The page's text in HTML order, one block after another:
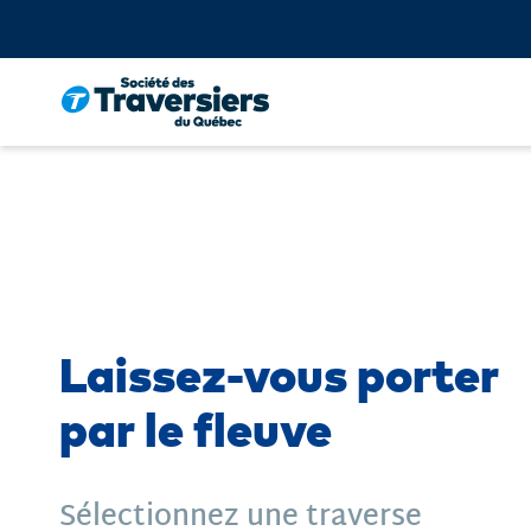
contenu
Laissez-vous porter
par le fleuve
Sélectionnez une traverse